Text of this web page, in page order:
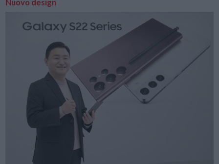
Nuovo design